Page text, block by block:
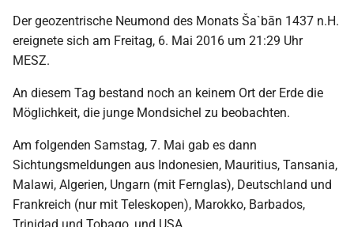
Der geozentrische Neumond des Monats Ša`bān 1437 n.H.
ereignete sich am Freitag, 6. Mai 2016 um 21:29 Uhr
MESZ.
An diesem Tag bestand noch an keinem Ort der Erde die
Möglichkeit, die junge Mondsichel zu beobachten.
Am folgenden Samstag, 7. Mai gab es dann
Sichtungsmeldungen aus Indonesien, Mauritius, Tansania,
Malawi, Algerien, Ungarn (mit Fernglas), Deutschland und
Frankreich (nur mit Teleskopen), Marokko, Barbados,